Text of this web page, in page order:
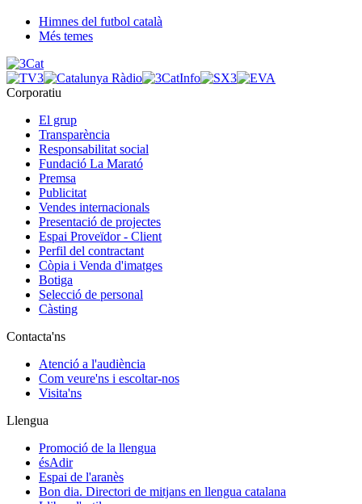
Himnes del futbol català
Més temes
Corporatiu
El grup
Transparència
Responsabilitat social
Fundació La Marató
Premsa
Publicitat
Vendes internacionals
Presentació de projectes
Espai Proveïdor - Client
Perfil del contractant
Còpia i Venda d'imatges
Botiga
Selecció de personal
Càsting
Contacta'ns
Atenció a l'audiència
Com veure'ns i escoltar-nos
Visita'ns
Llengua
Promoció de la llengua
ésAdir
Espai de l'aranès
Bon dia. Directori de mitjans en llengua catalana